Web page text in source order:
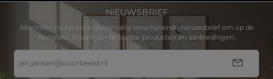
NIEUWSBRIEF
Abonneer nu op onze regelmatig verschijnende nieuwsbrief om op de
hoogtete blijven van de laatste producten en aanbiedingen.
mailadres
*